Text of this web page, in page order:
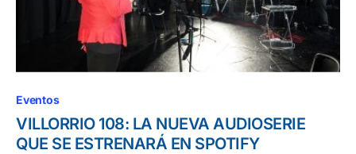
Eventos
VILLORRIO 108: LA NUEVA AUDIOSERIE
QUE SE ESTRENARÁ EN SPOTIFY